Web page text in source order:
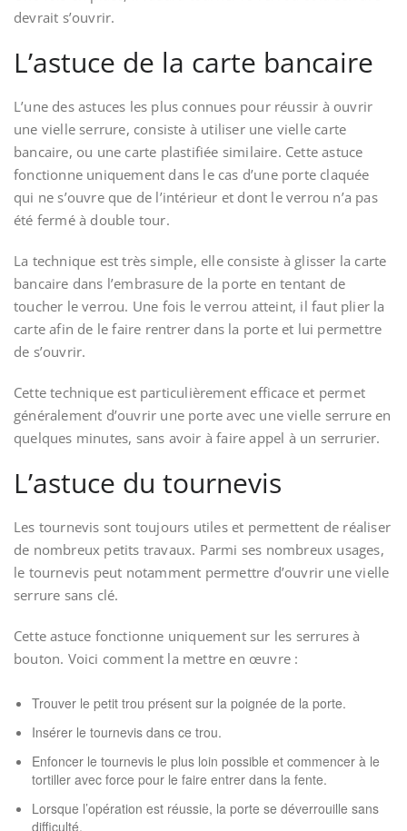
devrait s’ouvrir.
L’astuce de la carte bancaire
L’une des astuces les plus connues pour réussir à ouvrir
une vielle serrure, consiste à utiliser une vielle carte
bancaire, ou une carte plastifiée similaire. Cette astuce
fonctionne uniquement dans le cas d’une porte claquée
qui ne s’ouvre que de l’intérieur et dont le verrou n’a pas
été fermé à double tour.
La technique est très simple, elle consiste à glisser la carte
bancaire dans l’embrasure de la porte en tentant de
toucher le verrou. Une fois le verrou atteint, il faut plier la
carte afin de le faire rentrer dans la porte et lui permettre
de s’ouvrir.
Cette technique est particulièrement efficace et permet
généralement d’ouvrir une porte avec une vielle serrure en
quelques minutes, sans avoir à faire appel à un serrurier.
L’astuce du tournevis
Les tournevis sont toujours utiles et permettent de réaliser
de nombreux petits travaux. Parmi ses nombreux usages,
le tournevis peut notamment permettre d’ouvrir une vielle
serrure sans clé.
Cette astuce fonctionne uniquement sur les serrures à
bouton. Voici comment la mettre en œuvre :
Trouver le petit trou présent sur la poignée de la porte.
Insérer le tournevis dans ce trou.
Enfoncer le tournevis le plus loin possible et commencer à le
tortiller avec force pour le faire entrer dans la fente.
Lorsque l’opération est réussie, la porte se déverrouille sans
difficulté.